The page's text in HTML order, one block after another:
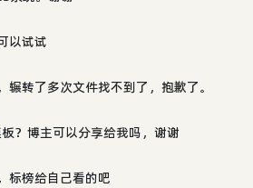
以试试
辗转了多次文件找不到了，抱歉了。
？博主可以分享给我吗，谢谢
标榜给自己看的吧